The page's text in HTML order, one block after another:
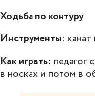
Ходьба по контуру
Инструменты:
Как играть: педагог
в носках и потом в